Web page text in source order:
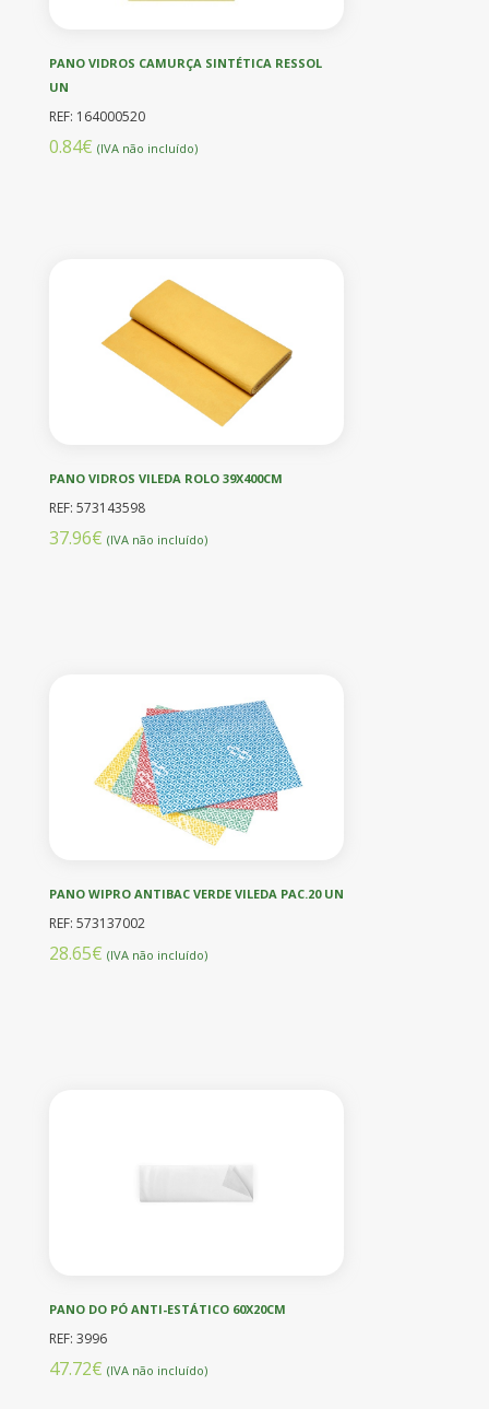
PANO VIDROS CAMURÇA SINTÉTICA RESSOL
UN
REF: 164000520
0.84€ (IVA não incluído)
PANO VIDROS VILEDA ROLO 39X400CM
REF: 573143598
37.96€ (IVA não incluído)
PANO WIPRO ANTIBAC VERDE VILEDA PAC.20 UN
REF: 573137002
28.65€ (IVA não incluído)
PANO DO PÓ ANTI-ESTÁTICO 60X20CM
REF: 3996
47.72€ (IVA não incluído)